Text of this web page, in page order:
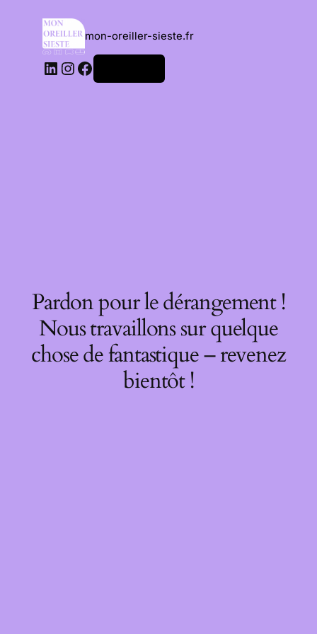
mon-oreiller-sieste.fr
Pardon pour le dérangement !
Nous travaillons sur quelque
chose de fantastique – revenez
bientôt !